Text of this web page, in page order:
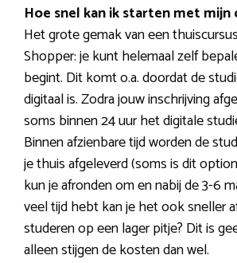
Hoe snel kan ik starten met mijn
Het grote gemak van een
Shopper: je kunt helemaal zelf
begint. Dit komt o.a. doordat de
digitaal is. Zodra jouw inschrijving
soms binnen 24 uur het digitale
Binnen afzienbare tijd worden de
je thuis afgeleverd (soms is dit
kun je afronden om en nabij de 3-6
veel tijd hebt kan je het ook sneller
studeren op een lager pitje? Dit is
alleen stijgen de kosten dan wel.